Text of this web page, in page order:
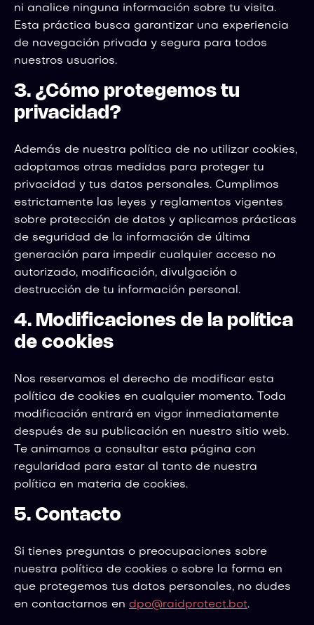
ni analice ninguna información sobre tu visita.
Esta práctica busca garantizar una experiencia
de navegación privada y segura para todos
nuestros usuarios.
3. ¿Cómo protegemos tu
privacidad?
Además de nuestra política de no utilizar cookies,
adoptamos otras medidas para proteger tu
privacidad y tus datos personales. Cumplimos
estrictamente las leyes y reglamentos vigentes
sobre protección de datos y aplicamos prácticas
de seguridad de la información de última
generación para impedir cualquier acceso no
autorizado, modificación, divulgación o
destrucción de tu información personal.
4. Modificaciones de la política
de cookies
Nos reservamos el derecho de modificar esta
política de cookies en cualquier momento. Toda
modificación entrará en vigor inmediatamente
después de su publicación en nuestro sitio web.
Te animamos a consultar esta página con
regularidad para estar al tanto de nuestra
política en materia de cookies.
5. Contacto
Si tienes preguntas o preocupaciones sobre
nuestra política de cookies o sobre la forma en
que protegemos tus datos personales, no dudes
en contactarnos en dpo@raidprotect.bot.